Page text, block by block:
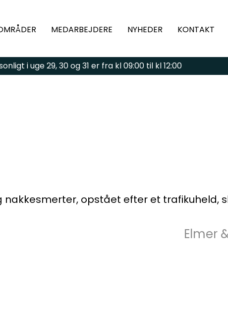
MEDARBEJDERE NYHEDER KONTAKT
i uge 29, 30 og 31 er fra kl 09:00 til kl 12:00
brug for
opstået efter et trafikuheld,
Elmer